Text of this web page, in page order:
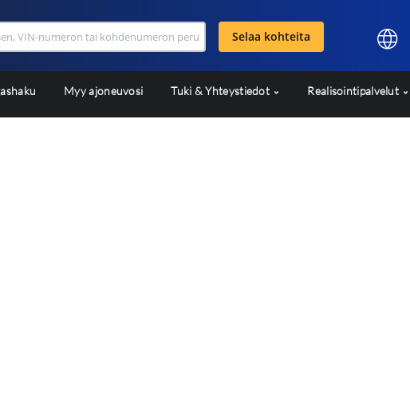
Selaa kohteita
Myy ajoneuvosi Tuki & Yhteystiedot Realisointipalvelut